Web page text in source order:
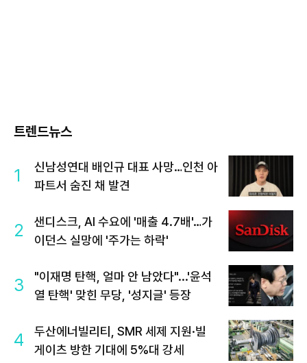
트렌드뉴스
1
신남성연대 배인규 대표 사망…인천 아
파트서 숨진 채 발견
2
샌디스크, AI 수요에 '매출 4.7배'…가
이던스 실망에 '주가는 하락'
3
"이재명 탄핵, 얼마 안 남았다"...'윤석
열 탄핵' 맞힌 무당, '성지글' 등장
4
두산에너빌리티, SMR 세제 지원·빌
게이츠 방한 기대에 5%대 강세